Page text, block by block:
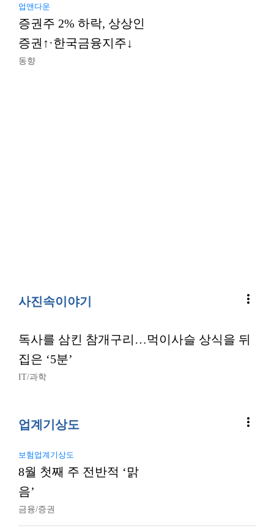
업앤다운
증권주 2% 하락, 상상인
증권↑·한국금융지주↓
동향
사진속이야기 more_vert
독사를 삼킨 참개구리…먹이사슬 상식을 뒤
집은 ‘5분’
IT/과학
업계기상도 more_vert
보험업계기상도
8월 첫째 주 전반적 ‘맑
음’
금융/증권